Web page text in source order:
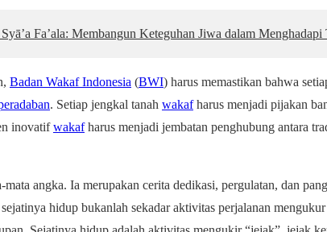
Fa’ala: Membangun Keteguhan Jiwa dalam
Badan Wakaf Indonesia (BWI) harus memastikan bahwa
. Setiap jengkal tanah wakafharus menjadi pijakan
inovatifwakafharus menjadi jembatan penghubung antara
mata angka. Ia merupakan cerita dedikasi, pergulatan, dan
hidup bukanlah sekadar aktivitas perjalanan